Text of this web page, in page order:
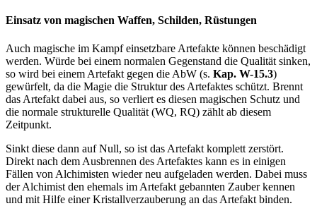
Einsatz von magischen Waffen, Schilden, Rüstungen
Auch magische im Kampf einsetzbare Artefakte können beschädigt
werden. Würde bei einem normalen Gegenstand die Qualität sinken,
so wird bei einem Artefakt gegen die AbW (s. Kap. W-15.3)
gewürfelt, da die Magie die Struktur des Artefaktes schützt. Brennt
das Artefakt dabei aus, so verliert es diesen magischen Schutz und
die normale strukturelle Qualität (WQ, RQ) zählt ab diesem
Zeitpunkt.
Sinkt diese dann auf Null, so ist das Artefakt komplett zerstört.
Direkt nach dem Ausbrennen des Artefaktes kann es in einigen
Fällen von Alchimisten wieder neu aufgeladen werden. Dabei muss
der Alchimist den ehemals im Artefakt gebannten Zauber kennen
und mit Hilfe einer Kristallverzauberung an das Artefakt binden.